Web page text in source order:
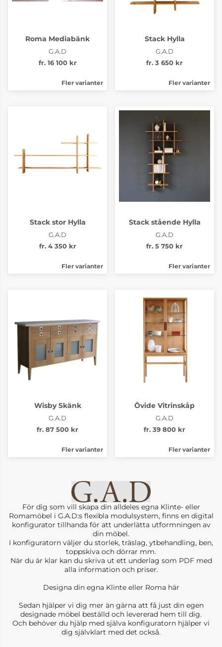
Roma Mediabänk
G.A.D
fr. 16 100 kr
Fler varianter
Stack Hylla
G.A.D
fr. 3 650 kr
Fler varianter
Stack stor Hylla
G.A.D
fr. 4 350 kr
Fler varianter
Stack stående Hylla
G.A.D
fr. 5 750 kr
Fler varianter
Wisby Skänk
G.A.D
fr. 87 500 kr
Fler varianter
Övide Vitrinskåp
G.A.D
fr. 39 800 kr
Fler varianter
För dig som vill skapa din alldeles egna Klinte- eller
Romamöbel i G.A.D:s flexibla modulsystem, finns en digital
konfigurator tillhanda för att underlätta utformningen av
din möbel.
I konfiguratorn väljer du storlek, träslag, ytbehandling, ben,
toppskiva och dörrar mm.
När du är klar kan du skriva ut ett underlag som PDF med
alla information och priser.
Designa din egna Klinte eller Roma här
Sedan hjälper vi dig mer än gärna att få just din egen
designade möbel beställd och levererad hem till dig.
Och behöver du hjälp med själva konfiguratorn hjälper vi
dig självklart med det också.